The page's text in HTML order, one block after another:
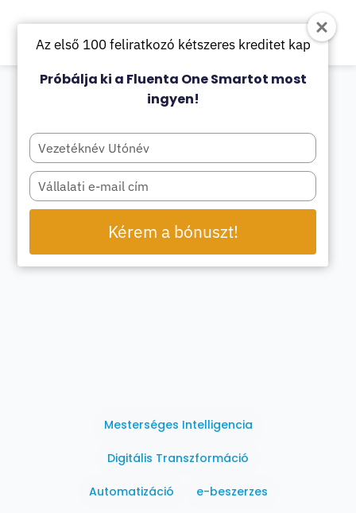
Mesterséges Intelligencia
Digitális Transzformáció
Automatizáció e-beszerzes
Az első 100 feliratkozó kétszeres kreditet kap
Próbálja ki a Fluenta One Smartot most
ingyen!
Type
your
name
Type
your
email
Kérem a bónuszt!